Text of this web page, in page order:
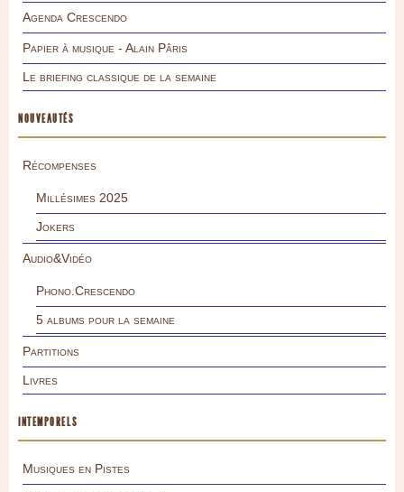
Agenda Crescendo
Papier à musique - Alain Pâris
Le briefing classique de la semaine
NOUVEAUTÉS
Récompenses
Millésimes 2025
Jokers
Audio&Vidéo
Phono.Crescendo
5 albums pour la semaine
Partitions
Livres
INTEMPORELS
Musiques en Pistes